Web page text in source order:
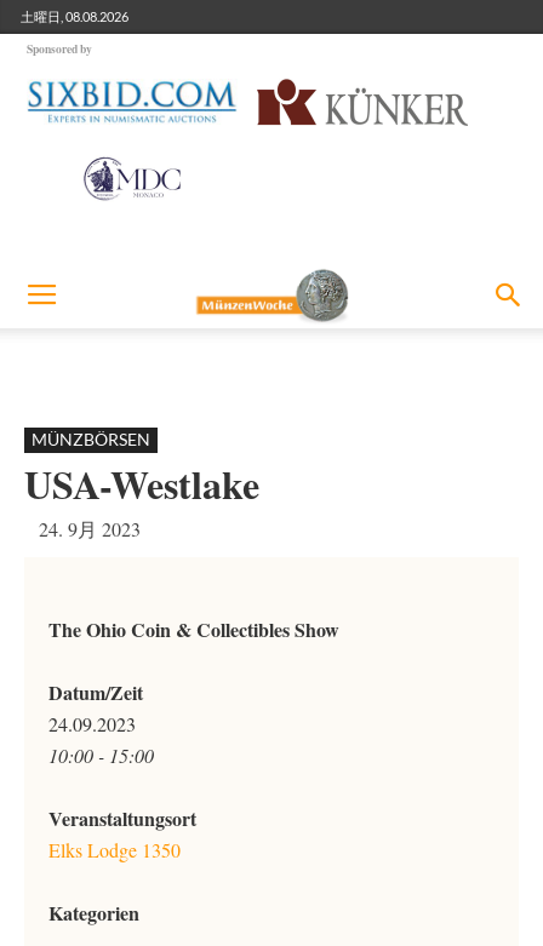
土曜日, 08.08.2026
Sponsored by
MÜNZBÖRSEN
USA-Westlake
24. 9月 2023
The Ohio Coin & Collectibles Show
Datum/Zeit
24.09.2023
10:00 - 15:00
Veranstaltungsort
Elks Lodge 1350
Kategorien